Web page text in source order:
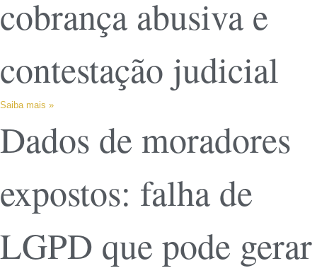
cobrança abusiva e
contestação judicial
Saiba mais »
Dados de moradores
expostos: falha de
LGPD que pode gerar